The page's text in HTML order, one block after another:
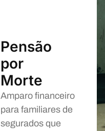
Pensão
por
Morte
Amparo financeiro
para familiares de
segurados que